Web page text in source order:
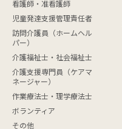
看護師・准看護師
児童発達支援管理責任者
訪問介護員（ホームヘル
パー）
介護福祉士・社会福祉士
介護支援専門員（ケアマ
ネージャー）
作業療法士・理学療法士
ボランティア
その他